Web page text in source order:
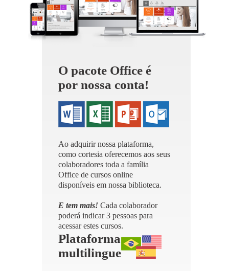
O pacote Office é
por nossa conta!
Ao adquirir nossa plataforma,
como cortesia oferecemos aos seus
colaboradores toda a família
Office de cursos online
disponíveis em nossa biblioteca.
E tem mais! Cada colaborador
poderá indicar 3 pessoas para
acessar estes cursos.
Plataforma
multilingue